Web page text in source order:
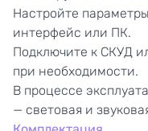
Настройте
интерфейс или ПК.
Подключите к СКУД
при необходимости.
В процессе
— световая и